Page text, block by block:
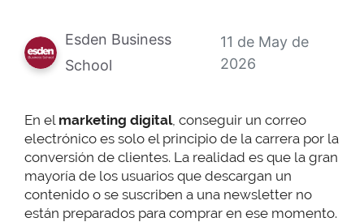
Esden Business
School
11 de May de
2026
En el marketing digital, conseguir un correo
electrónico es solo el principio de la carrera por la
conversión de clientes. La realidad es que la gran
mayoría de los usuarios que descargan un
contenido o se suscriben a una newsletter no
están preparados para comprar en ese momento.